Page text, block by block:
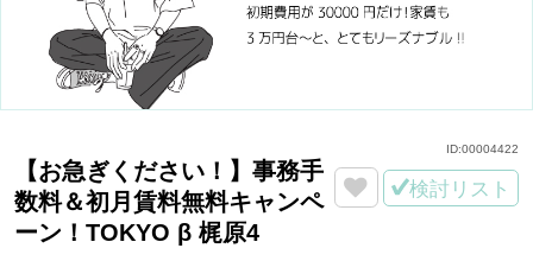
【お急ぎください！】事務手
数料＆初月賃料無料キャンペ
ーン！TOKYO β 梶原4
検討リスト
ID:00004422